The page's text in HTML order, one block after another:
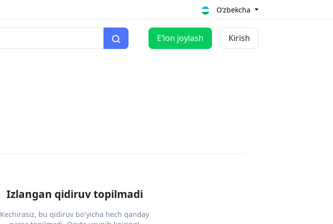
O‘zbekcha
Eʼlon joylash Kirish
Izlangan qidiruv topilmadi
Kechirasiz, bu qidiruv bo‘yicha hech qanday